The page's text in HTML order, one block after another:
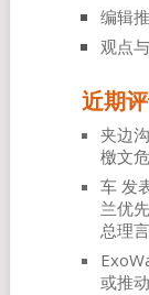
编辑
观点
近期
夹边
檄文
车发
兰优
总理
或推